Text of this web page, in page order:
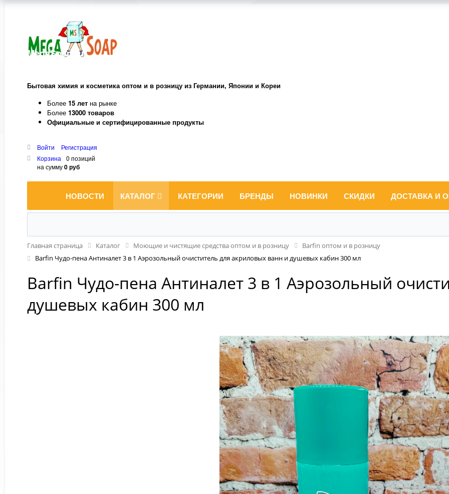
MegaSoap.ru
Бытовая химия и косметика оптом и в розницу из Германии, Японии и Кореи
Более 15 лет на рынке
Более 13000 товаров
Официальные и сертифицированные продукты
Войти
Регистрация
Корзина
0 позиций
на сумму0 руб
НОВОСТИ КАТАЛОГ КАТЕГОРИИ БРЕНДЫ НОВИНКИ СКИДКИ ДОСТАВКА И
Главная страница Каталог Моющие и чистящие средства оптом и в розницу
Barfin оптом и в розницу
Barfin Чудо-пена Антиналет 3 в 1 Аэрозольный очиститель для акриловых ванн и душевых кабин 300 мл
Barfin Чудо-пена Антиналет 3 в 1 Аэрозольный
душевых кабин 300 мл